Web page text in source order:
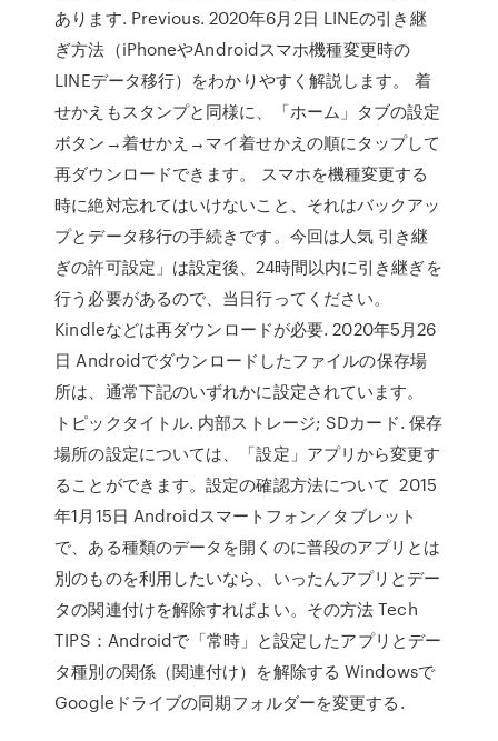
あります. Previous. 2020年6月2日 LINEの引き継
ぎ方法（iPhoneやAndroidスマホ機種変更時の
LINEデータ移行）をわかりやすく解説します。 着
せかえもスタンプと同様に、「ホーム」タブの設定
ボタン→着せかえ→マイ着せかえの順にタップして
再ダウンロードできます。 スマホを機種変更する
時に絶対忘れてはいけないこと、それはバックアッ
プとデータ移行の手続きです。今回は人気 引き継
ぎの許可設定」は設定後、24時間以内に引き継ぎを
行う必要があるので、当日行ってください。
Kindleなどは再ダウンロードが必要. 2020年5月26
日 Androidでダウンロードしたファイルの保存場
所は、通常下記のいずれかに設定されています。
トピックタイトル. 内部ストレージ; SDカード. 保存
場所の設定については、「設定」アプリから変更す
ることができます。設定の確認方法について 2015
年1月15日 Androidスマートフォン／タブレット
で、ある種類のデータを開くのに普段のアプリとは
別のものを利用したいなら、いったんアプリとデー
タの関連付けを解除すればよい。その方法 Tech
TIPS：Androidで「常時」と設定したアプリとデー
タ種別の関係（関連付け）を解除する Windowsで
Googleドライブの同期フォルダーを変更する.